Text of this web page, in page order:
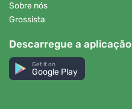
Sobre nós
Grossista
Descarregue a aplicação
Get it on
Google Play